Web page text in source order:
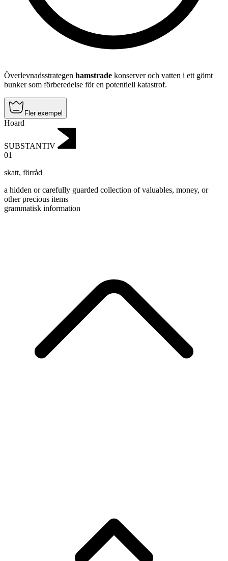
Överlevnadsstrategen hamstrade konserver och vatten i ett gömt
bunker som förberedelse för en potentiell katastrof.
Fler exempel
Hoard
SUBSTANTIV
01
skatt, förråd
a hidden or carefully guarded collection of valuables, money, or
other precious items
grammatisk information